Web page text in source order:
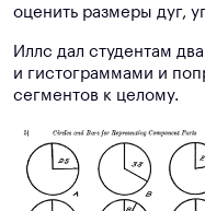
оценить размеры дуг,
Иллс дал студентам
и гистограммами и
сегментов к целому.